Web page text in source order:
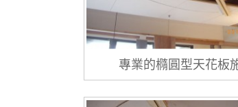
專業的橢圓型天花板